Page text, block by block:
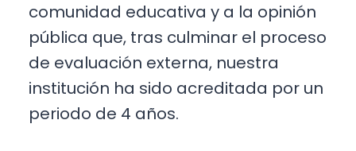
comunidad educativa y a la opinión
pública que, tras culminar el proceso
de evaluación externa, nuestra
institución ha sido acreditada por un
periodo de 4 años.